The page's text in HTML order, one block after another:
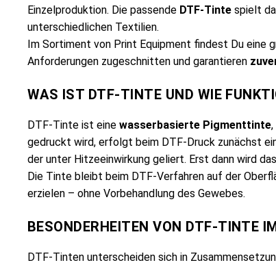
Einzelproduktion. Die passende DTF-Tinte spielt
unterschiedlichen Textilien.
Im Sortiment von Print Equipment findest Du eine
Anforderungen zugeschnitten und garantieren
WAS IST DTF-TINTE UND WIE
DTF-Tinte ist eine wasserbasierte Pigmenttinte
gedruckt wird, erfolgt beim DTF-Druck zunächst
der unter Hitzeeinwirkung geliert. Erst dann wird
Die Tinte bleibt beim DTF-Verfahren auf der
erzielen – ohne Vorbehandlung des Gewebes.
BESONDERHEITEN VON DTF-TINTE
DTF-Tinten unterscheiden sich in